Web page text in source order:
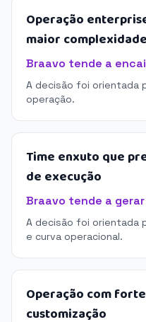
Operação
maior complexidade
Braavo tende a
A decisão foi orientada
operação.
Time enxuto que
de execução
Braavo tende a
A decisão foi orientada
e curva operacional.
Operação com
customização